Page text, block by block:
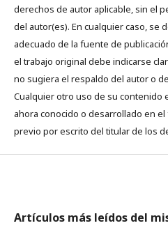
derechos de autor aplicable, sin el
del autor(es). En cualquier caso, se
adecuado de la fuente de
el trabajo original debe indicarse
no sugiera el respaldo del autor o
Cualquier otro uso de su contenido
ahora conocido o desarrollado en
previo por escrito del titular de los
Artículos más leídos del